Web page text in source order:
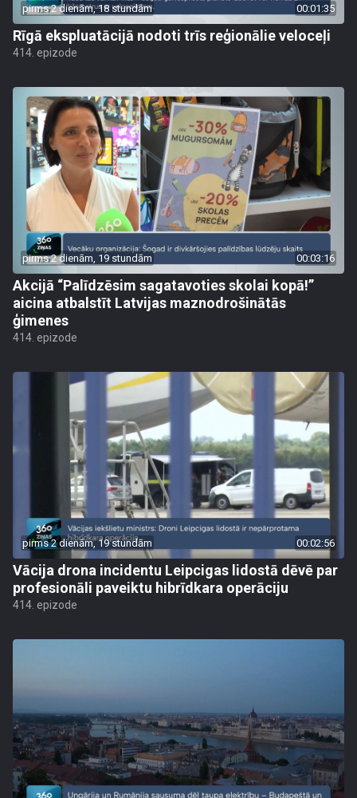
pirms 2 dienām, 18 stundām 00:01:35
Rīgā ekspluatācijā nodoti trīs reģionālie veloceļi
414. epizode
pirms 2 dienām, 19 stundām 00:03:16
Akcijā “Palīdzēsim sagatavoties skolai kopā!”
aicina atbalstīt Latvijas maznodrošinātās
ģimenes
414. epizode
pirms 2 dienām, 19 stundām 00:02:56
Vācija drona incidentu Leipcigas lidostā dēvē par
profesionāli paveiktu hibrīdkara operāciju
414. epizode